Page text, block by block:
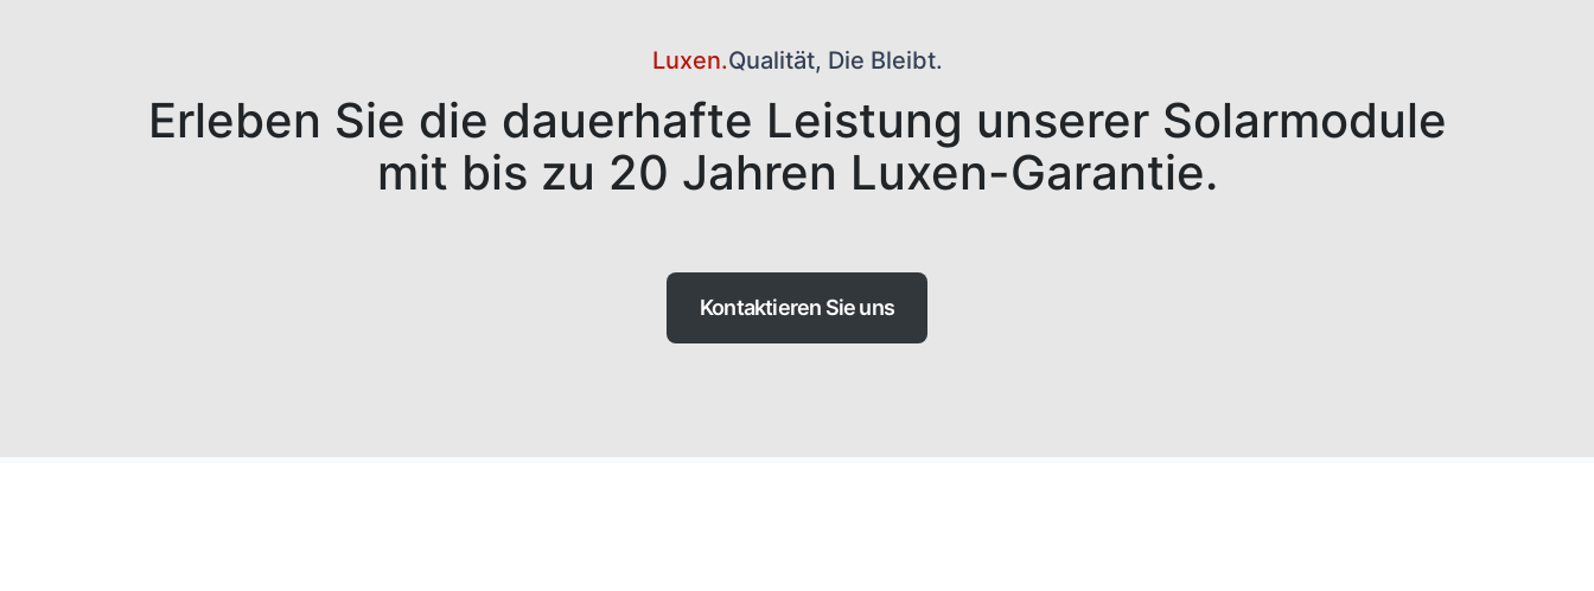
Luxen.Qualität, Die Bleibt.
Erleben Sie die dauerhafte Leistung unserer Solarmodule
mit bis zu 20 Jahren Luxen-Garantie.
Kontaktieren Sie uns